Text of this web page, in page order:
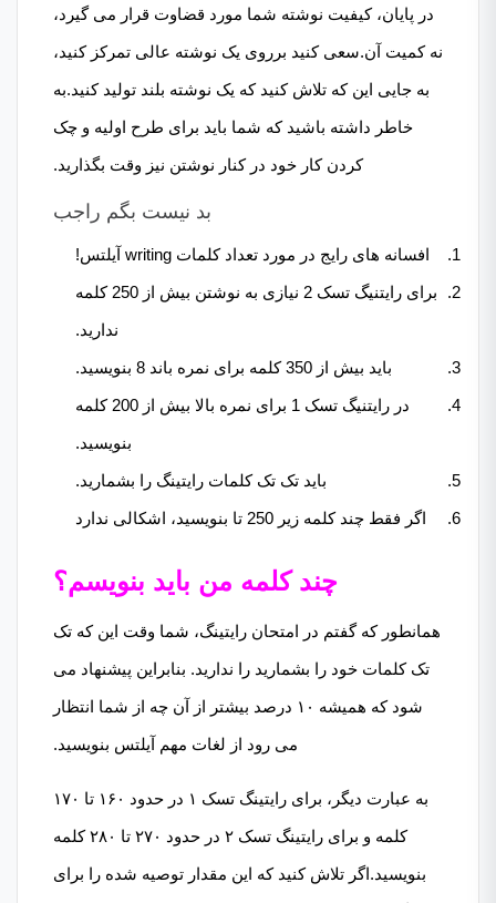
در پایان، کیفیت نوشته شما مورد قضاوت قرار می گیرد،
نه کمیت آن.سعی کنید برروی یک نوشته عالی تمرکز کنید،
به جایی این که تلاش کنید که یک نوشته بلند تولید کنید.به
خاطر داشته باشید که شما باید برای طرح اولیه و چک
کردن کار خود در کنار نوشتن نیز وقت بگذارید.
بد نیست بگم راجب
افسانه های رایج در مورد تعداد کلمات writing آیلتس!
برای رایتنیگ تسک 2 نیازی به نوشتن بیش از 250 کلمه
ندارید.
باید بیش از 350 کلمه برای نمره باند 8 بنویسید.
در رایتنیگ تسک 1 برای نمره بالا بیش از 200 کلمه
بنویسید.
باید تک تک کلمات رایتینگ را بشمارید.
اگر فقط چند کلمه زیر 250 تا بنویسید، اشکالی ندارد
چند کلمه من باید بنویسم؟
همانطور که گفتم در امتحان رایتینگ، شما وقت این که تک
تک کلمات خود را بشمارید را ندارید. بنابراین پیشنهاد می
شود که همیشه ۱۰ درصد بیشتر از آن چه از شما انتظار
می رود از لغات مهم آیلتس بنویسید.
به عبارت دیگر، برای رایتینگ تسک ۱ در حدود ۱۶۰ تا ۱۷۰
کلمه و برای رایتینگ تسک ۲ در حدود ۲۷۰ تا ۲۸۰ کلمه
بنویسید.اگر تلاش کنید که این مقدار توصیه شده را برای